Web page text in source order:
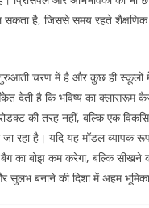
सकता है, जिससे समय रहते शैक्षणिक
चरण में है और कुछ ही स्कूलों
देती है कि भविष्य का क्लासरूम
की तरह नहीं, बल्कि एक
रहा है। यदि यह मॉडल व्यापक
का बोझ कम करेगा, बल्कि सीखने
सुलभ बनाने की दिशा में अहम